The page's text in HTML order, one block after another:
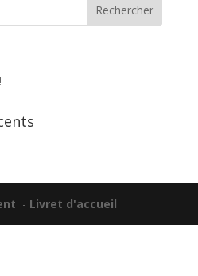
- Livret d'accueil